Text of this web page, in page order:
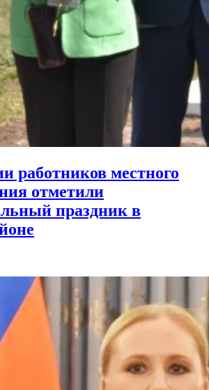
работников местного
отметили
праздник в